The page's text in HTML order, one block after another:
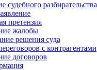
судебного разбирательства
претензия
жалобы
решения суда
с контрагентами
договоров